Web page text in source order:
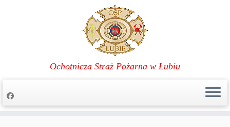
Ochotnicza Straż Pożarna w Łubiu